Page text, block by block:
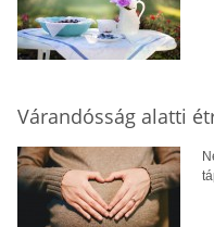
Várandósság alatti